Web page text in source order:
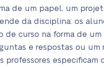
de um papel, um
da disciplina: os
de curso na forma de
e respostas ou um
professores